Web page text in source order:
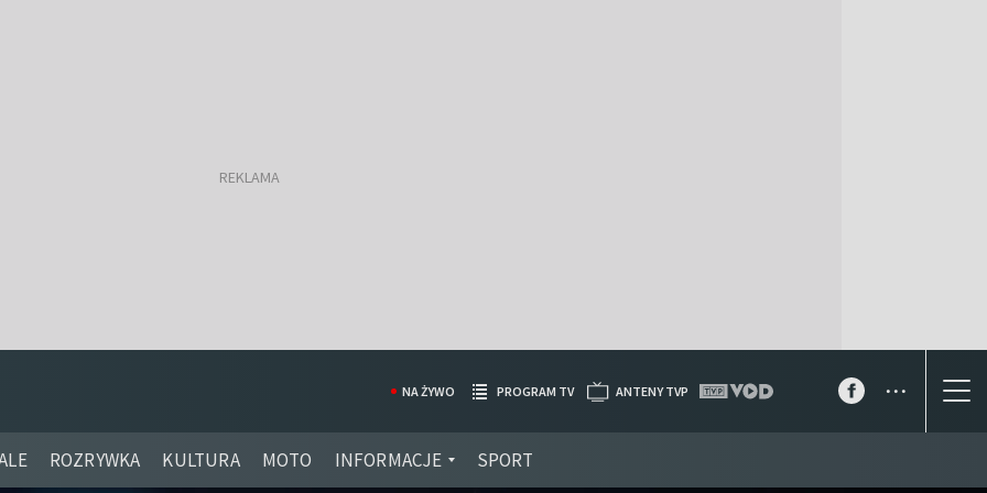
ROZRYWKA KULTURA MOTO INFORMACJE SPORT
NA ŻYWO PROGRAM TV ANTENY TVP ...